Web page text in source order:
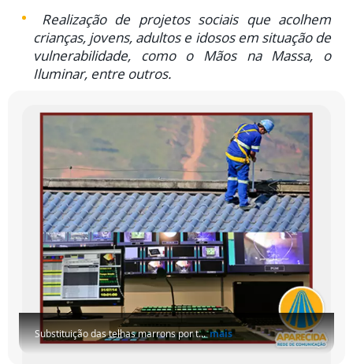
Realização de projetos sociais que acolhem
crianças, jovens, adultos e idosos em situação de
vulnerabilidade, como o Mãos na Massa, o
Iluminar, entre outros.
Substituição das telhas marrons por t... mais